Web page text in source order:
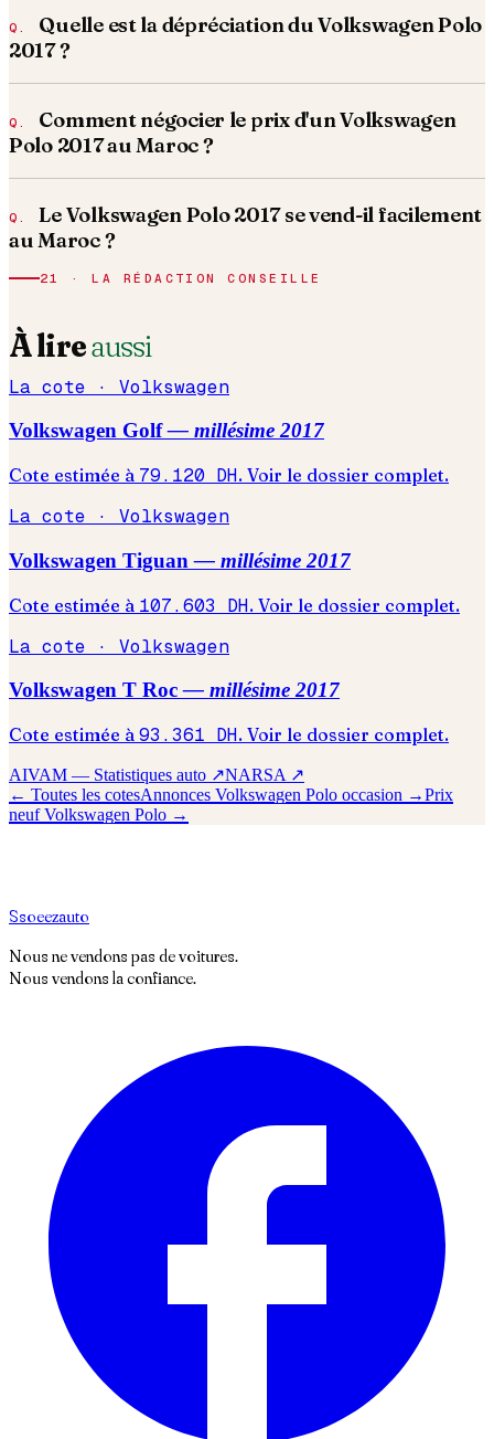
Quelle est la dépréciation du Volkswagen Polo
2017 ?
Comment négocier le prix d'un Volkswagen
Polo 2017 au Maroc ?
Le Volkswagen Polo 2017 se vend-il facilement
au Maroc ?
21 · LA RÉDACTION CONSEILLE
À lireaussi
La cote · Volkswagen
Volkswagen Golf — millésime2017
Cote estimée à 79.120 DH. Voir le dossier complet.
La cote · Volkswagen
Volkswagen Tiguan — millésime 2017
Cote estimée à 107.603 DH. Voir le dossier complet.
La cote · Volkswagen
Volkswagen T Roc — millésime2017
Cote estimée à 93.361 DH. Voir le dossier complet.
AIVAM — Statistiques auto ↗NARSA ↗
← Toutes les cotesAnnonces Volkswagen Polo occasion →Prix
neufVolkswagen Polo →
Ssoeezauto
Nous ne vendons pas de voitures.
Nous vendons la confiance.